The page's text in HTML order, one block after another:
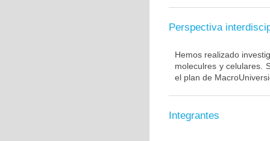
Perspectiva
Hemos realizado
moleculres y celulares.
el plan de
Integrantes